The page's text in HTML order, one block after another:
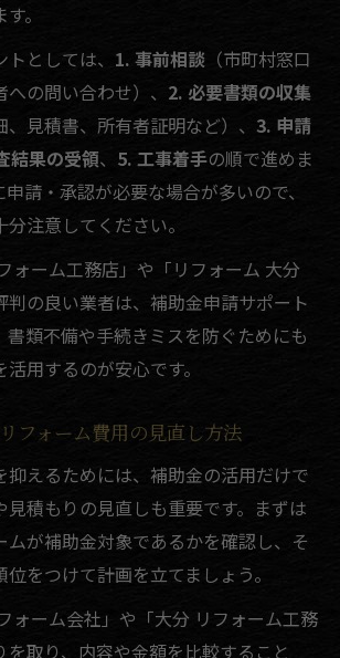
。
としては、 1. 事前相談 （市町村窓口
の問い合わせ）、 2. 必要書類の収集
、見積書、所有者証明など）、 3. 申請
結果の受領、 5. 工事着手の順で進めま
請・承認が必要な場合が多いので、
注意してください。
ォーム工務店」や「リフォーム 大分
判の良い業者は、補助金申請サポート
書類不備や手続きミスを防ぐためにも
用するのが安心です。
フォーム費用の見直し方法
抑えるためには、補助金の活用だけで
見積もりの見直しも重要です。まずは
ムが補助金対象であるかを確認し、そ
をつけて計画を立てましょう。
ォーム会社」や「大分 リフォーム工務
取り、内容や金額を比較すること